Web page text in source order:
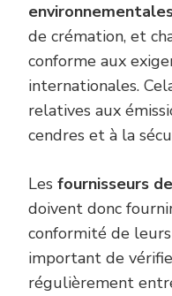
de crémation, et
conforme aux
internationales.
relatives aux
cendres et à la
Les fournisseurs
doivent donc
conformité de
important de
régulièrement